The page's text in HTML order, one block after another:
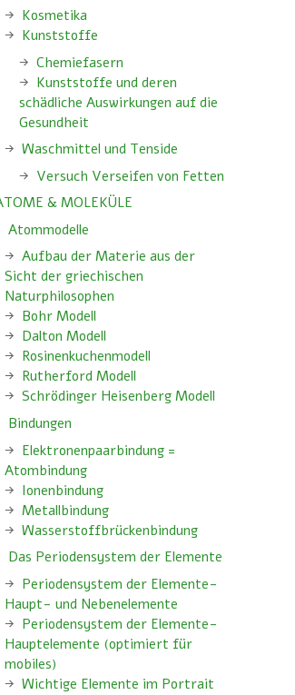
Kosmetika
Kunststoffe
Chemiefasern
Kunststoffe und deren
schädliche Auswirkungen auf die
Gesundheit
Waschmittel und Tenside
Versuch Verseifen von Fetten
& MOLEKÜLE
Atommodelle
Aufbau der Materie aus der
Sicht der griechischen
Naturphilosophen
Bohr Modell
Dalton Modell
Rosinenkuchenmodell
Rutherford Modell
Schrödinger Heisenberg Modell
Bindungen
Elektronenpaarbindung =
Atombindung
Ionenbindung
Metallbindung
Wasserstoffbrückenbindung
Das Periodensystem der Elemente
Periodensystem der Elemente-
Haupt- und Nebenelemente
Periodensystem der Elemente-
Hauptelemente (optimiert für
mobiles)
Wichtige Elemente im Portrait